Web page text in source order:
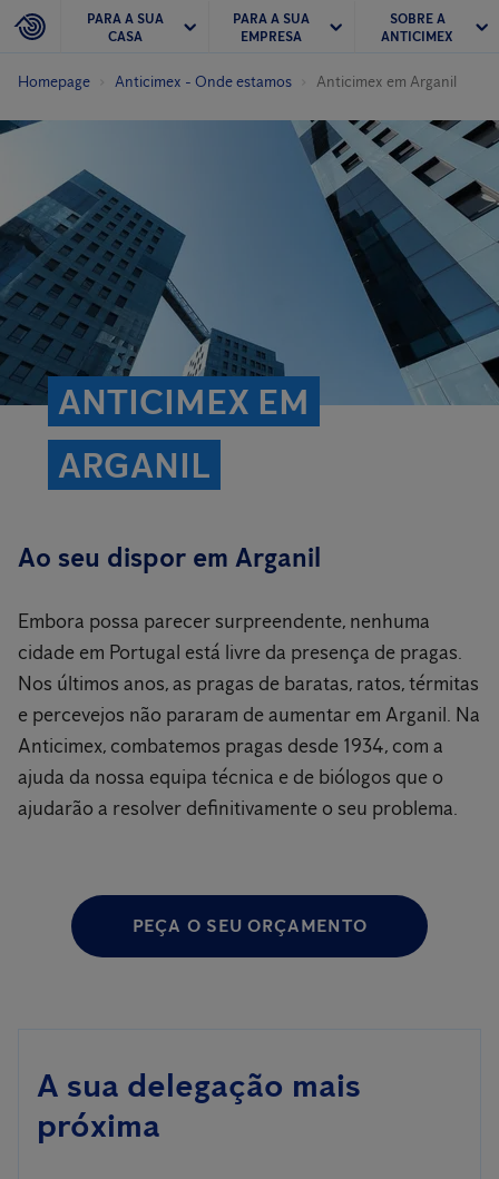
PARA A SUA
CASA
PARA A SUA
EMPRESA
SOBRE A
ANTICIMEX
Homepage Anticimex - Onde estamos Anticimex em Arganil
ANTICIMEX EM
ARGANIL
Ao seu dispor em Arganil
Embora possa parecer surpreendente, nenhuma
cidade em Portugal está livre da presença de pragas.
Nos últimos anos, as pragas de baratas, ratos, térmitas
e percevejos não pararam de aumentar em Arganil. Na
Anticimex, combatemos pragas desde 1934, com a
ajuda da nossa equipa técnica e de biólogos que o
ajudarão a resolver definitivamente o seu problema.
PEÇA O SEU ORÇAMENTO
A sua delegação mais
próxima